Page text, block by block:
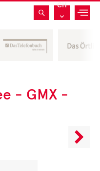
CH
- GMX -
